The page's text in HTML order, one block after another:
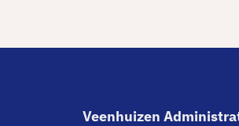
Veenhuizen